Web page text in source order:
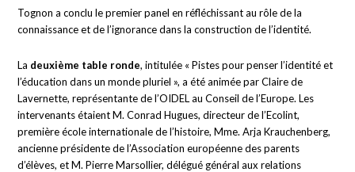
Tognon a conclu le premier panel en réfléchissant au rôle de la
connaissance et de l’ignorance dans la construction de l’identité.
La deuxième table ronde, intitulée « Pistes pour penser l’identité et
l’éducation dans un monde pluriel », a été animée par Claire de
Lavernette, représentante de l’OIDEL au Conseil de l’Europe. Les
intervenants étaient M. Conrad Hugues, directeur de l’Ecolint,
première école internationale de l’histoire, Mme. Arja Krauchenberg,
ancienne présidente de l’Association européenne des parents
d’élèves, et M. Pierre Marsollier, délégué général aux relations